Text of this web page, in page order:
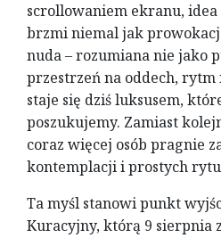
scrollowaniem ekranu,
brzmi niemal jak
nuda – rozumiana nie jako
przestrzeń na oddech, rytm
staje się dziś luksusem,
poszukujemy. Zamiast
coraz więcej osób pragnie
kontemplacji i prostych
Ta myśl stanowi punkt
Kuracyjny, którą 9 sierpnia